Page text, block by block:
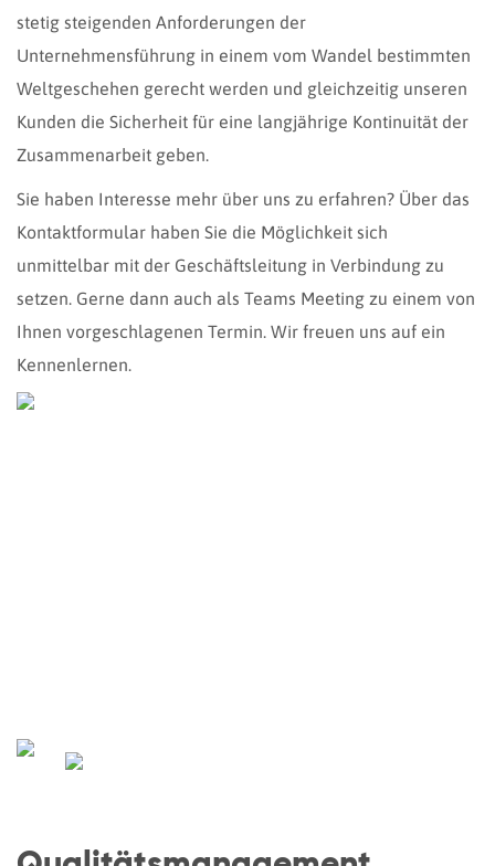
stetig steigenden Anforderungen der
Unternehmensführung in einem vom Wandel bestimmten
Weltgeschehen gerecht werden und gleichzeitig unseren
Kunden die Sicherheit für eine langjährige Kontinuität der
Zusammenarbeit geben.
Sie haben Interesse mehr über uns zu erfahren? Über das
Kontaktformular haben Sie die Möglichkeit sich
unmittelbar mit der Geschäftsleitung in Verbindung zu
setzen. Gerne dann auch als Teams Meeting zu einem von
Ihnen vorgeschlagenen Termin. Wir freuen uns auf ein
Kennenlernen.